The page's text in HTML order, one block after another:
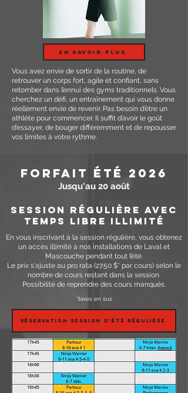
en savoir plus
Vous avez envie de sortir de la routine, de
retrouver un corps fort, agile et confiant, sans
retomber dans l’ennui des gyms traditionnels. Vous
cherchez un défi, un entraînement qui vous donne
réellement envie de revenir. Pas besoin d’être un
athlète pour commencer. Il suffit d’avoir le goût
d’essayer, de bouger différemment et de repousser
vos limites à votre rythme.
Forfait été 2026
Jusqu'au 20 août
session régulière avec
temps libre illimité
En vous inscrivant à la session régulière, vous obtenez
un accès illimité à nos installations de Laval et
Mascouche pendant tout l’été.
Le prix s'ajuste au pro rata (27.50 $* par cours) selon le
nombre de cours restant dans la session.
Possibilité de reprendre des cours manqués.
*taxes en sus
Réservation session d’été régulière